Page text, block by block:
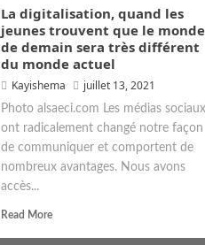
La digitalisation, quand les
jeunes trouvent que le monde
de demain sera très différent
du monde actuel
Kayishema juillet 13, 2021
Photo alsaeci.com Les médias sociaux
ont radicalement changé notre façon
de communiquer et comportent de
nombreux avantages. Nous avons
accès...
Read More